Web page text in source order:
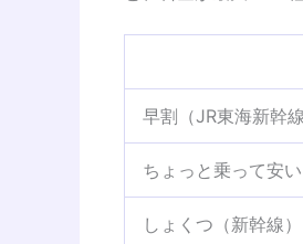
早割（JR東海新幹線
ちょっと乗って安い
しょくつ（新幹線）